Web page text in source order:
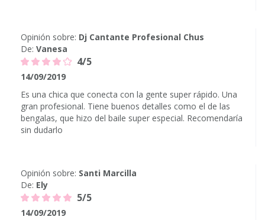
Opinión sobre: Dj Cantante Profesional Chus
De: Vanesa
4/5
14/09/2019
Es una chica que conecta con la gente super rápido. Una
gran profesional. Tiene buenos detalles como el de las
bengalas, que hizo del baile super especial. Recomendaría
sin dudarlo
Opinión sobre: Santi Marcilla
De: Ely
5/5
14/09/2019